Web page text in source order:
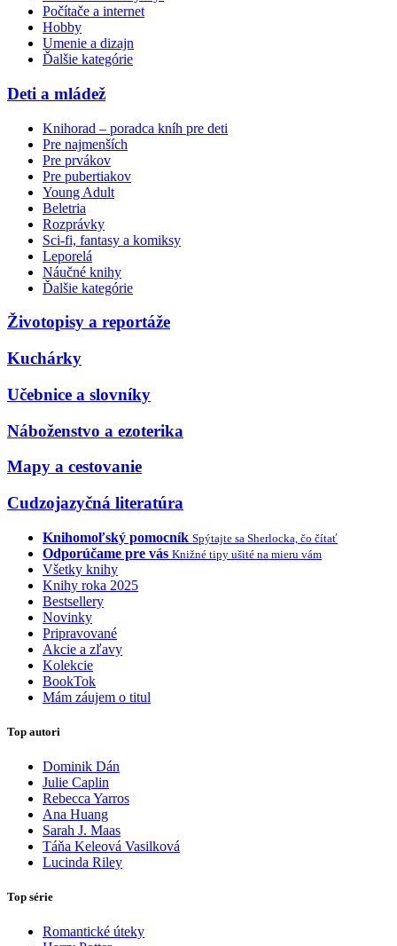
Počítače a internet
Hobby
Umenie a dizajn
Ďalšie kategórie
Deti a mládež
Knihorad – poradca kníh pre deti
Pre najmenších
Pre prvákov
Pre pubertiakov
Young Adult
Beletria
Rozprávky
Sci-fi, fantasy a komiksy
Leporelá
Náučné knihy
Ďalšie kategórie
Životopisy a reportáže
Kuchárky
Učebnice a slovníky
Náboženstvo a ezoterika
Mapy a cestovanie
Cudzojazyčná literatúra
Knihomoľský pomocník Spýtajte sa Sherlocka, čo čítať
Odporúčame pre vás Knižné tipy ušité na mieru vám
Všetky knihy
Knihy roka 2025
Bestsellery
Novinky
Pripravované
Akcie a zľavy
Kolekcie
BookTok
Mám záujem o titul
Top autori
Dominik Dán
Julie Caplin
Rebecca Yarros
Ana Huang
Sarah J. Maas
Táňa Keleová Vasilková
Lucinda Riley
Top série
Romantické úteky